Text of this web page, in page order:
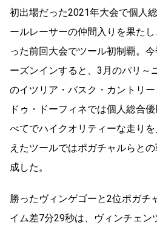
初出場だった2021年大会で個人
ールレーサーの仲間入りを果た
った前回大会でツール初制覇。
ーズンインすると、3月のパリ～
のイツリア・バスク・カントリ
ドゥ・ドーフィネでは個人総合
べてでハイクオリティーな走り
えたツールではポガチャルらと
成した。
勝ったヴィンゲゴーと2位ポガチ
イム差7分29秒は、ヴィンチェン